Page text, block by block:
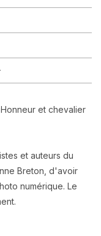
et chevalier
et auteurs du
Breton, d'avoir
numérique. Le